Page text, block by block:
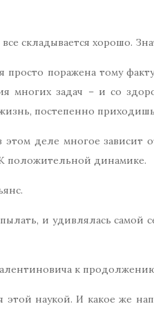
складывается хорошо.
поражена тому
многих задач – и со
постепенно
деле многое зависит
положительной динамике.
и удивлялась
к
наукой. И какое же